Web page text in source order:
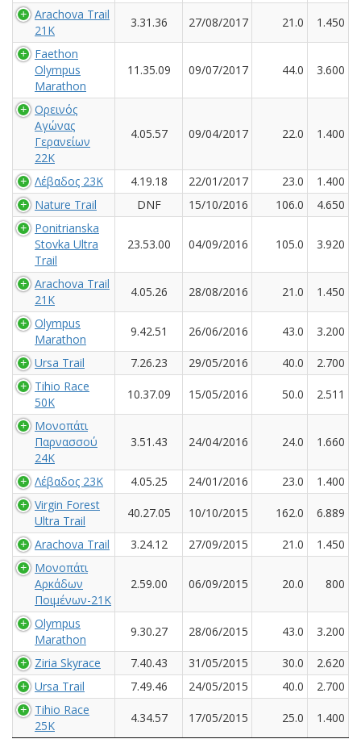
Arachova Trail
21K
3.31.36 27/08/2017 21.0 1.450
Faethon
Olympus
Marathon
11.35.09 09/07/2017 44.0 3.600
Ορεινός
Αγώνας
Γερανείων
22Κ
4.05.57 09/04/2017 22.0 1.400
Λέβαδος 23Κ 4.19.18 22/01/2017 23.0
1.400
Nature Trail
DNF 15/10/2016 106.0
4.650
Ponitrianska
Stovka Ultra
Trail
23.53.00 04/09/2016 105.0 3.920
Arachova Trail
21K
4.05.26 28/08/2016 21.0 1.450
Olympus
Marathon
9.42.51 26/06/2016 43.0 3.200
Ursa Trail 7.26.23 29/05/2016 40.0
2.700
Tihio Race
50K
10.37.09 15/05/2016 50.0 2.511
Μονοπάτι
Παρνασσού
24K
3.51.43 24/04/2016 24.0 1.660
Λέβαδος 23Κ 4.05.25 24/01/2016 23.0
1.400
Virgin Forest
Ultra Trail
40.27.05 10/10/2015 162.0 6.889
Arachova Trail 3.24.12 27/09/2015 21.0
1.450
Μονοπάτι
Αρκάδων
Ποιμένων-21Κ
2.59.00 06/09/2015 20.0 800
Olympus
Marathon
9.30.27 28/06/2015 43.0 3.200
Ziria Skyrace 7.40.43 31/05/2015 30.0
2.620
Ursa Trail
7.49.46 24/05/2015 40.0
2.700
Tihio Race
25K
4.34.57 17/05/2015 25.0 1.400